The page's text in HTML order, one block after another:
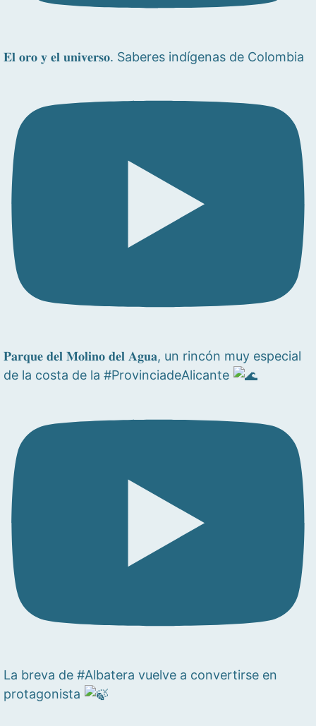
𝐄𝐥 𝐨𝐫𝐨 𝐲 𝐞𝐥 𝐮𝐧𝐢𝐯𝐞𝐫𝐬𝐨. Saberes indígenas de Colombia
𝐏𝐚𝐫𝐪𝐮𝐞 𝐝𝐞𝐥 𝐌𝐨𝐥𝐢𝐧𝐨 𝐝𝐞𝐥 𝐀𝐠𝐮𝐚, un rincón muy especial
de la costa de la #ProvinciadeAlicante
La breva de #Albatera vuelve a convertirse en
protagonista